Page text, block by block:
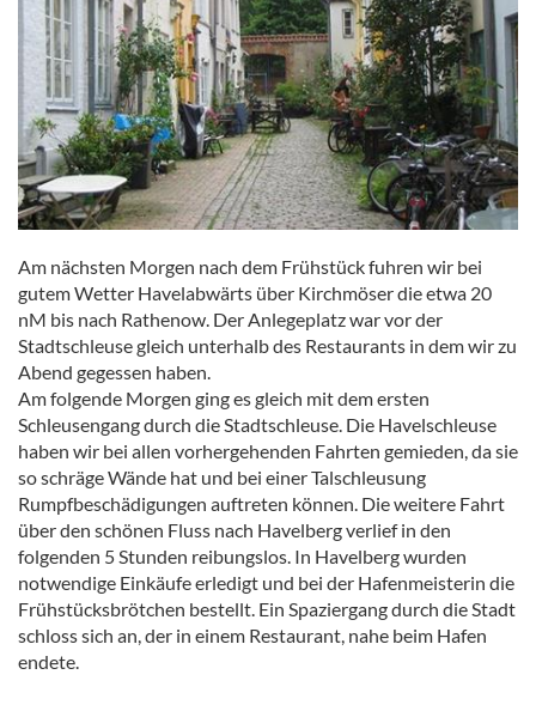
Am nächsten Morgen nach dem Frühstück fuhren wir bei
gutem Wetter Havelabwärts über Kirchmöser die etwa 20
nM bis nach Rathenow. Der Anlegeplatz war vor der
Stadtschleuse gleich unterhalb des Restaurants in dem wir zu
Abend gegessen haben.
Am folgende Morgen ging es gleich mit dem ersten
Schleusengang durch die Stadtschleuse. Die Havelschleuse
haben wir bei allen vorhergehenden Fahrten gemieden, da sie
so schräge Wände hat und bei einer Talschleusung
Rumpfbeschädigungen auftreten können. Die weitere Fahrt
über den schönen Fluss nach Havelberg verlief in den
folgenden 5 Stunden reibungslos. In Havelberg wurden
notwendige Einkäufe erledigt und bei der Hafenmeisterin die
Frühstücksbrötchen bestellt. Ein Spaziergang durch die Stadt
schloss sich an, der in einem Restaurant, nahe beim Hafen
endete.